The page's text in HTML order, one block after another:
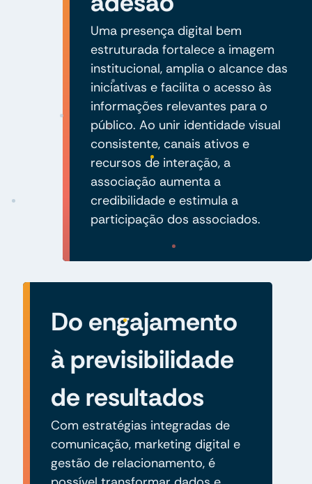
Uma presença digital bem
estruturada fortalece a imagem
institucional, amplia o alcance das
iniciativas e facilita o acesso às
informações relevantes para o
público. Ao unir identidade visual
consistente, canais ativos e
recursos de interação, a
associação aumenta a
credibilidade e estimula a
participação dos associados.
Do engajamento
à previsibilidade
de resultados
Com estratégias integradas de
comunicação, marketing digital e
gestão de relacionamento, é